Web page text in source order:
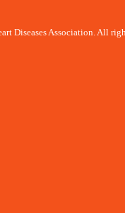
Diseases Association. All